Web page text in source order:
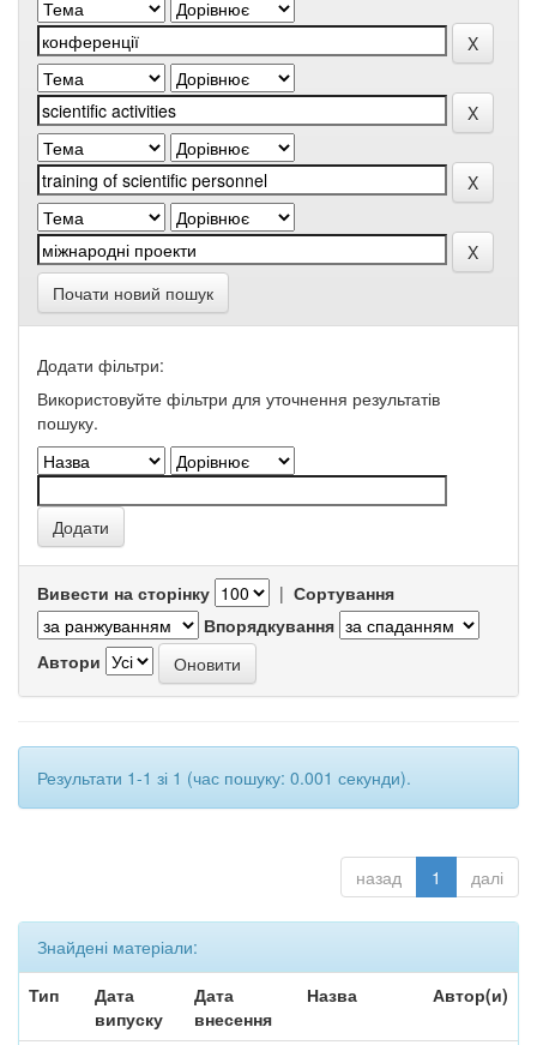
Почати новий пошук
Додати фільтри:
Використовуйте фільтри для уточнення результатів
пошуку.
Вивести на сторінку | Сортування
Впорядкування
Автори
Результати 1-1 зі 1 (час пошуку: 0.001 секунди).
назад 1 далі
Знайдені матеріали:
Тип
Дата
випуску
Дата
внесення
Назва Автор(и)